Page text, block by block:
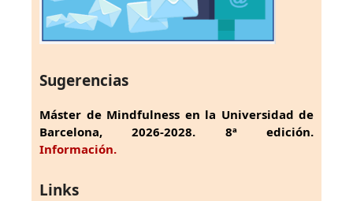
Sugerencias
Máster de Mindfulness en la Universidad de
Barcelona, 2026-2028. 8ª edición.
Información.
Links